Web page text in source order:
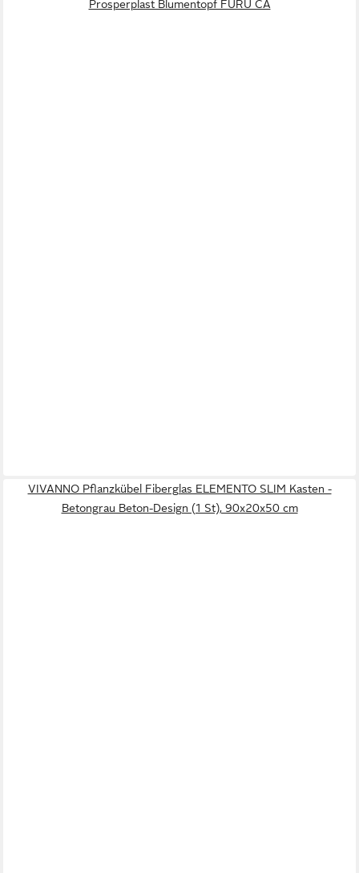
Prosperplast Blumentopf FURU CA
VIVANNO Pflanzkübel Fiberglas ELEMENTO SLIM Kasten -
Betongrau Beton-Design (1 St), 90x20x50 cm